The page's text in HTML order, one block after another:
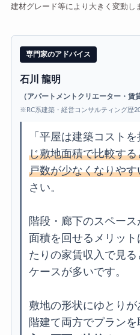
建材グレード等により大きく変動し
専門家のアドバイス
石川 龍明
（アパートメントクリエーター・賃
※RC系建築・経営コンサルティング歴
「平屋は建築コストを
じ敷地面積で比較す
戸数が少なくなりやす
さい。
階段・廊下のスペー
面積を回せるメリッ
たりの家賃収入で見
ケースが多いです。
敷地の形状にゆとり
階建て両方でプランを